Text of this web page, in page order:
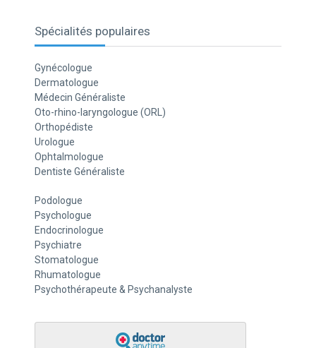
Spécialités populaires
Gynécologue
Dermatologue
Médecin Généraliste
Oto-rhino-laryngologue (ORL)
Orthopédiste
Urologue
Ophtalmologue
Dentiste Généraliste
Podologue
Psychologue
Endocrinologue
Psychiatre
Stomatologue
Rhumatologue
Psychothérapeute & Psychanalyste